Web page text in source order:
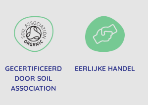
GECERTIFICEERD
DOOR SOIL
ASSOCIATION
EERLIJKE HANDEL